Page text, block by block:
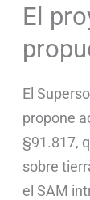
El
El
propone
§91.817,
sobre
el SAM